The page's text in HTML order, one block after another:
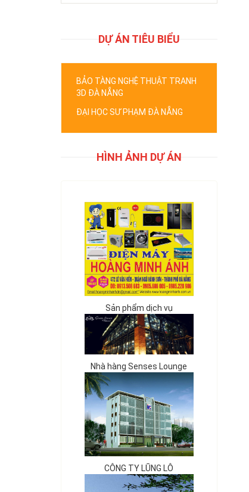
DỰ ÁN TIÊU BIỂU
BẢO TÀNG NGHỆ THUẬT TRANH
3D ĐÀ NẴNG
ĐẠI HỌC SƯ PHẠM ĐÀ NẴNG
HÌNH ẢNH DỰ ÁN
Sản phẩm dịch vụ
Nhà hàng Senses Lounge
CÔNG TY LŨNG LÔ